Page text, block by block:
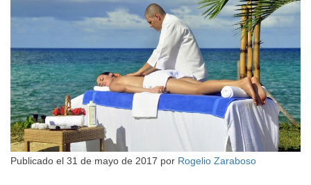
Publicado el 31 de mayo de 2017 por Rogelio Zaraboso